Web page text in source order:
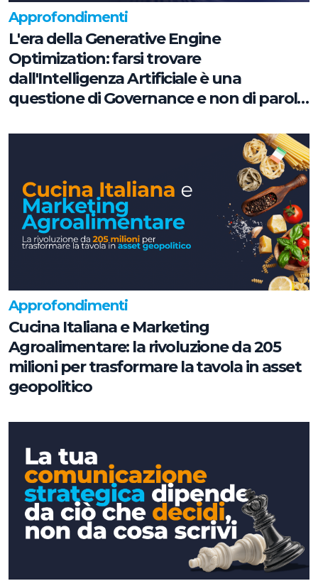
Approfondimenti
L'era della Generative Engine
Optimization: farsi trovare
dall'Intelligenza Artificiale è una
questione di Governance e non di parole
Approfondimenti
Cucina Italiana e Marketing
Agroalimentare: la rivoluzione da 205
milioni per trasformare la tavola in asset
geopolitico